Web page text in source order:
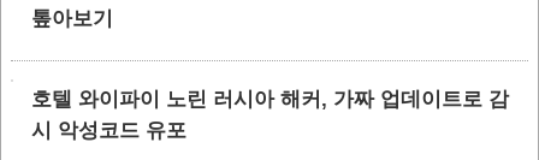
톺아보기
호텔 와이파이 노린 러시아 해커, 가짜 업데이트로 감
시 악성코드 유포